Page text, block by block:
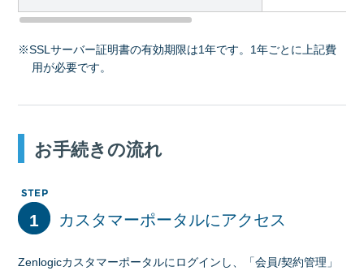
※SSLサーバー証明書の有効期限は1年です。1年ごとに上記費
用が必要です。
お手続きの流れ
1 カスタマーポータルにアクセス
Zenlogicカスタマーポータルにログインし、「会員/契約管理」